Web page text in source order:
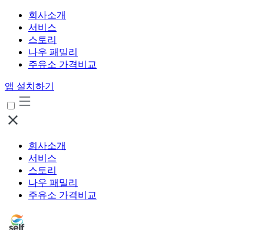
회사소개
서비스
스토리
나우 패밀리
주유소 가격비교
앱 설치하기
회사소개
서비스
스토리
나우 패밀리
주유소 가격비교